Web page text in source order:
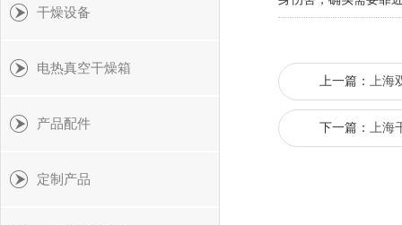
上一篇： 上海
下一篇： 上海
干燥设备
电热真空干燥箱
产品配件
定制产品